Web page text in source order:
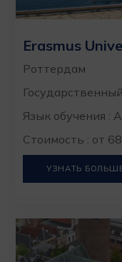
Erasmus
Роттердам
Государственный
Язык обучения :
Стоимость : от
УЗНАТЬ